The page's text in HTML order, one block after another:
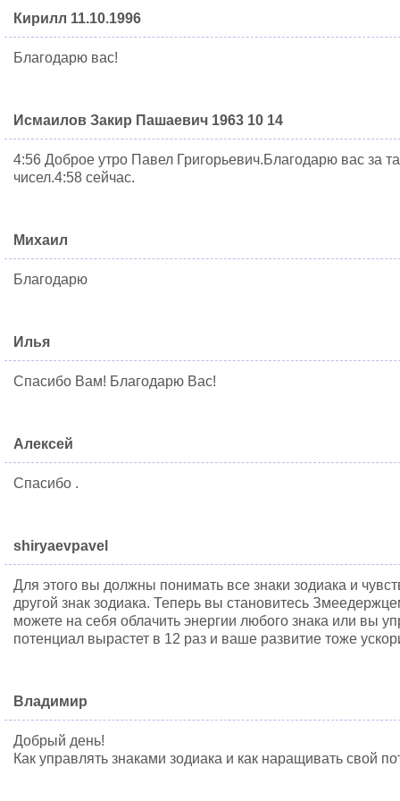
Кирилл 11.10.1996
Благодарю вас!
Исмаилов Закир Пашаевич 1963 10 14
4:56 Доброе утро Павел Григорьевич.Благодарю вас за
чисел.4:58 сейчас.
Михаил
Благодарю
Илья
Спасибо Вам! Благодарю Вас!
Алексей
Спасибо .
shiryaevpavel
Для этого вы должны понимать все знаки зодиака и
другой знак зодиака. Теперь вы становитесь
можете на себя облачить энергии любого знака или вы
потенциал вырастет в 12 раз и ваше развитие тоже
Владимир
Добрый день!
Как управлять знаками зодиака и как наращивать свой